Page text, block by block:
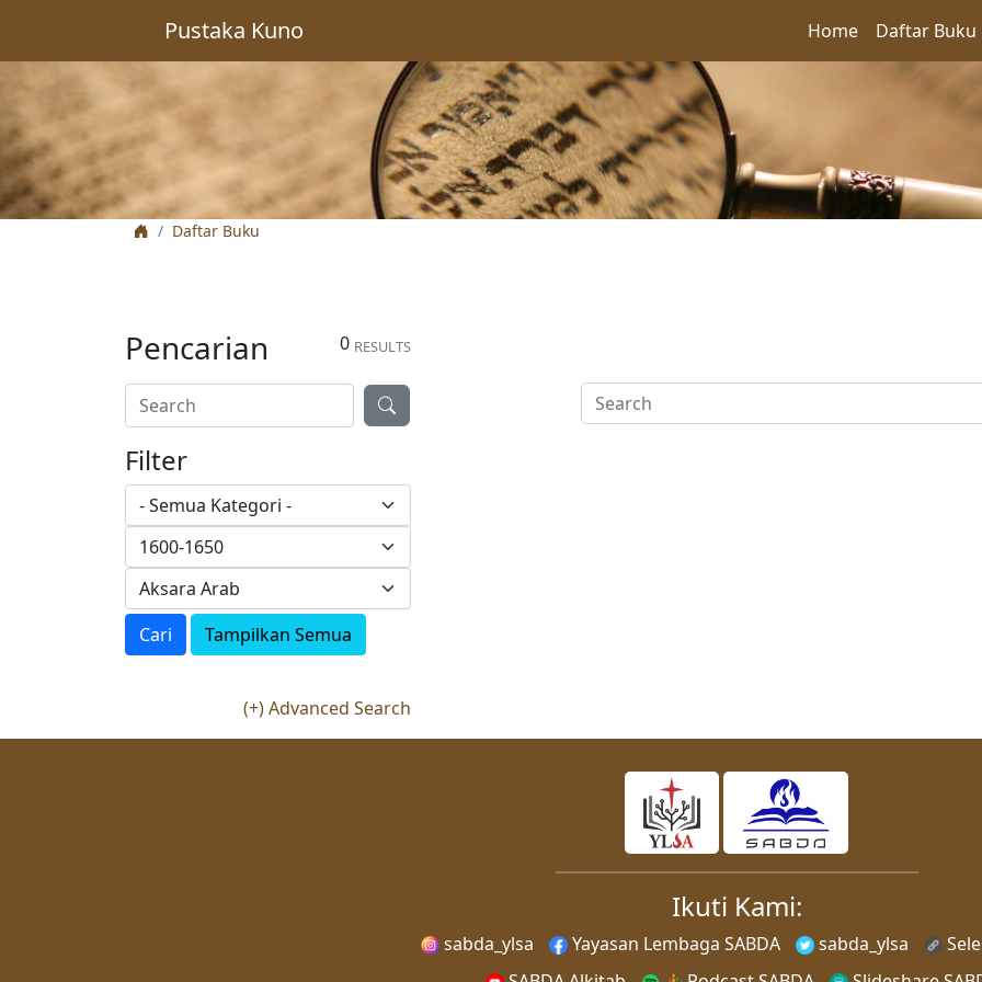
Pustaka Kuno Home Daftar Buku
Daftar Buku
0 RESULTS
Pencarian
Filter
Cari Tampilkan Semua
(+) Advanced Search
Ikuti Kami:
sabda_ylsa Yayasan Lembaga SABDA sabda_ylsa